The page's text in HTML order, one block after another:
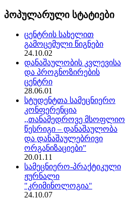
პოპულარული სტატიები
ცენტრის სახელით
გამოცემული წიგნები
24.10.02
დანაშაულობის კვლევისა
და პროგნოზირების
ცენტრი
28.06.01
სტუდენტთა სამეცნიერო
კონფერენცია
,,თანამედროვე მსოფლიო
წესრიგი – დანაშაულობა
და დანაშაულებრივი
ორგანიზაციები”
20.01.11
სამეცნიერო-პრაქტიკული
ჟურნალი
"კრიმინოლოგია"
24.10.07